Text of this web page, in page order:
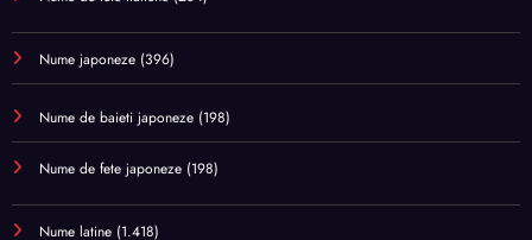
Nume japoneze (396)
Nume de baieti japoneze (198)
Nume de fete japoneze (198)
Nume latine (1.418)